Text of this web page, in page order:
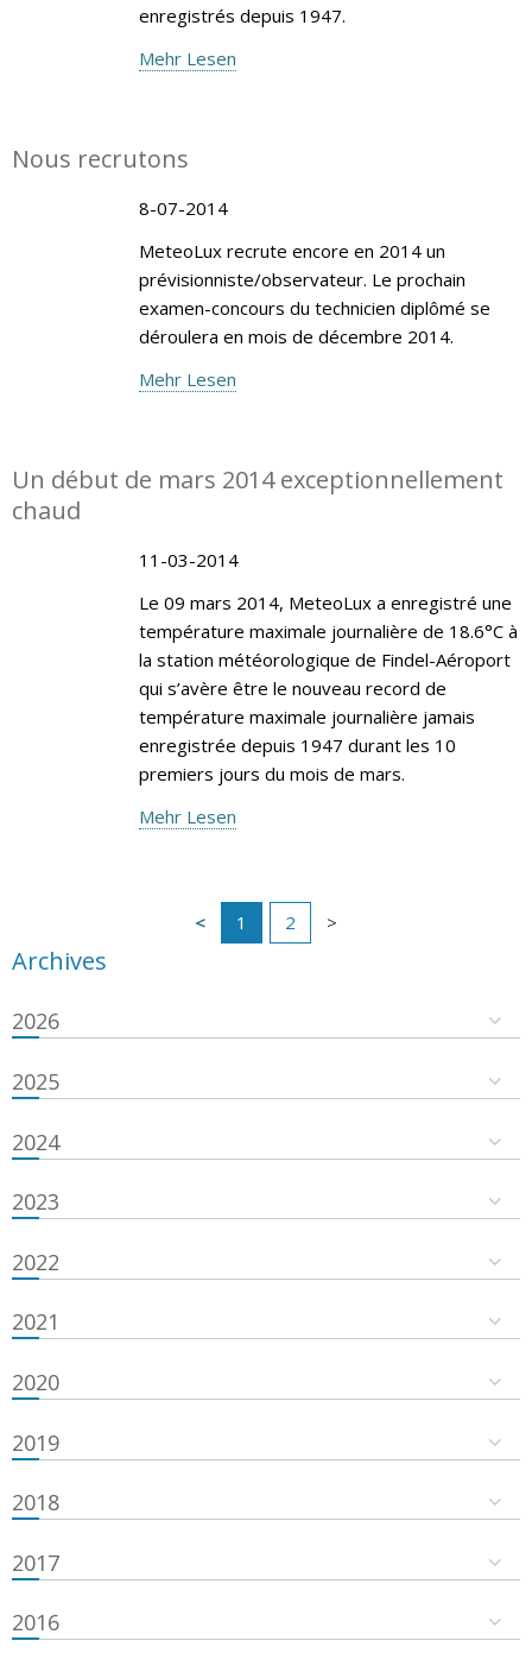
enregistrés depuis 1947.
Mehr Lesen
Nous recrutons
8-07-2014
MeteoLux recrute encore en 2014 un
prévisionniste/observateur. Le prochain
examen-concours du technicien diplômé se
déroulera en mois de décembre 2014.
Mehr Lesen
Un début de mars 2014 exceptionnellement
chaud
11-03-2014
Le 09 mars 2014, MeteoLux a enregistré une
température maximale journalière de 18.6°C à
la station météorologique de Findel-Aéroport
qui s’avère être le nouveau record de
température maximale journalière jamais
enregistrée depuis 1947 durant les 10
premiers jours du mois de mars.
Mehr Lesen
1 2
Archives
2026
2025
2024
2023
2022
2021
2020
2019
2018
2017
2016